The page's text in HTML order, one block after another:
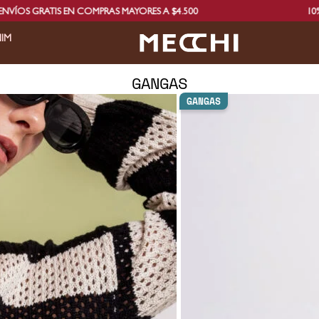
EN COMPRAS MAYORES A $4.500 10%
GANGAS
GANGAS